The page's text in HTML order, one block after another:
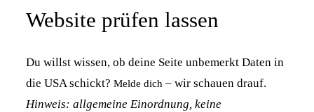
Website prüfen lassen
Du willst wissen, ob deine Seite unbemerkt Daten in
die USA schickt?Melde dich – wir schauen drauf.
Hinweis: allgemeine Einordnung, keine